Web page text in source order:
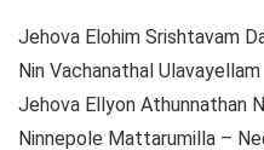
Jehova Elohim Srishtavam
Nin Vachanathal Ulavayellam
Jehova Ellyon Athunnathan
Ninnepole Mattarumilla –